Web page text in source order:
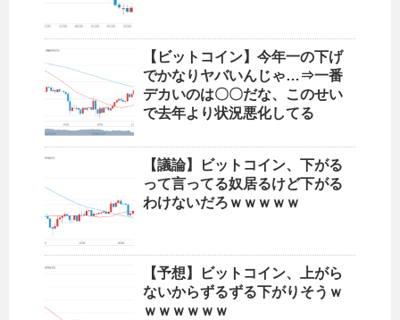
【ビットコイン】今年一の下げ
でかなりヤバいんじゃ…⇒一番
デカいのは〇〇だな、このせい
で去年より状況悪化してる
【議論】ビットコイン、下がる
って言ってる奴居るけど下がる
わけないだろｗｗｗｗｗ
【予想】ビットコイン、上がら
ないからずるずる下がりそうｗ
ｗｗｗｗｗｗ